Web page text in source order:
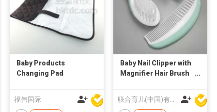
Baby Products
Changing Pad
福伟国际
Baby Nail Clipper with
Magnifier Hair Brush